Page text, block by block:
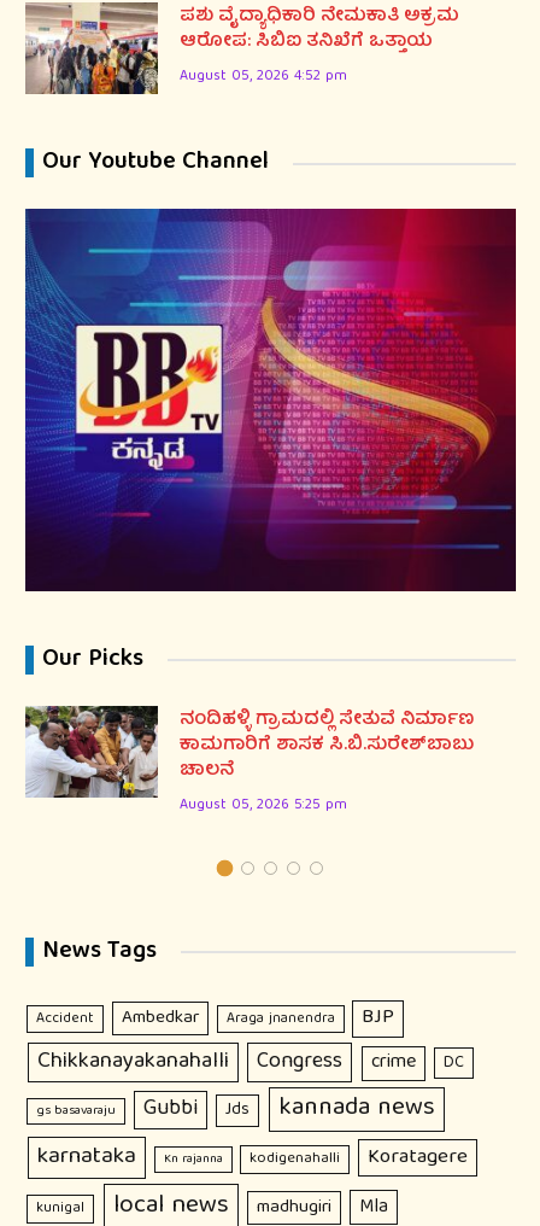
ಪಶು ವೈದ್ಯಾಧಿಕಾರಿ ನೇಮಕಾತಿ ಅಕ್ರಮ
ಆರೋಪ: ಸಿಬಿಐ ತನಿಖೆಗೆ ಒತ್ತಾಯ
August 05, 2026 4:52 pm
Our Youtube Channel
Our Picks
ನಂದಿಹಳ್ಳಿ ಗ್ರಾಮದಲ್ಲಿ ಸೇತುವೆ ನಿರ್ಮಾಣ
ಕಾಮಗಾರಿಗೆ ಶಾಸಕ ಸಿ.ಬಿ.ಸುರೇಶ್‌ಬಾಬು
ಚಾಲನೆ
August 05, 2026 5:25 pm
News Tags
Accident Ambedkar Araga jnanendra BJP
Chikkanayakanahalli Congress crime DC
gs basavaraju Gubbi Jds kannada news
karnataka Kn rajanna kodigenahalli Koratagere
kunigal local news madhugiri Mla